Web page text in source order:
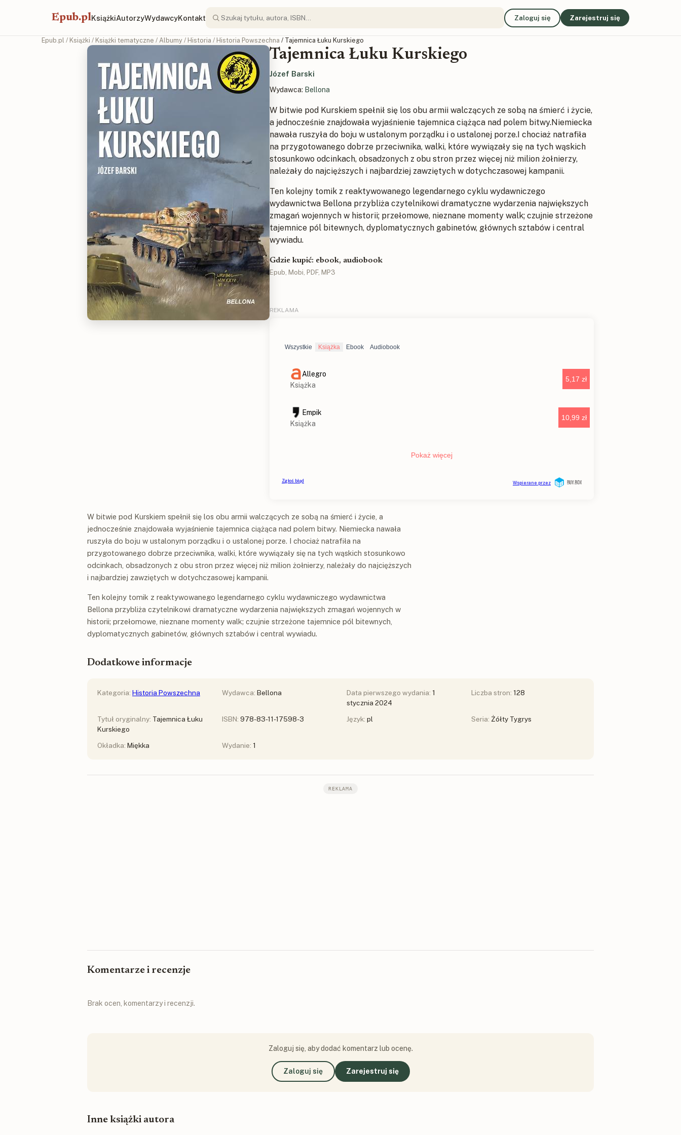
Epub.plKsiążkiAutorzyWydawcyKontakt Zaloguj się Zarejestruj się
Epub.pl / Książki / Książki tematyczne / Albumy / Historia / Historia Powszechna / Tajemnica Łuku Kurskiego
Tajemnica Łuku Kurskiego
Józef Barski
Wydawca: Bellona
W bitwie pod Kurskiem spełnił się los obu armii walczących ze sobą na śmierć i życie,
a jednocześnie znajdowała wyjaśnienie tajemnica ciążąca nad polem bitwy.Niemiecka
nawała ruszyła do boju w ustalonym porządku i o ustalonej porze.I chociaż natrafiła
na przygotowanego dobrze przeciwnika, walki, które wywiązały się na tych wąskich
stosunkowo odcinkach, obsadzonych z obu stron przez więcej niż milion żołnierzy,
należały do najcięższych i najbardziej zawziętych w dotychczasowej kampanii.
Ten kolejny tomik z reaktywowanego legendarnego cyklu wydawniczego
wydawnictwa Bellona przybliża czytelnikowi dramatyczne wydarzenia największych
zmagań wojennych w historii; przełomowe, nieznane momenty walk; czujnie strzeżone
tajemnice pól bitewnych, dyplomatycznych gabinetów, głównych sztabów i central
wywiadu.
Gdzie kupić: ebook, audiobook
Epub, Mobi, PDF, MP3
W bitwie pod Kurskiem spełnił się los obu armii walczących ze sobą na śmierć i życie, a
jednocześnie znajdowała wyjaśnienie tajemnica ciążąca nad polem bitwy. Niemiecka nawała
ruszyła do boju w ustalonym porządku i o ustalonej porze. I chociaż natrafiła na
przygotowanego dobrze przeciwnika, walki, które wywiązały się na tych wąskich stosunkowo
odcinkach, obsadzonych z obu stron przez więcej niż milion żołnierzy, należały do najcięższych
i najbardziej zawziętych w dotychczasowej kampanii.
Ten kolejny tomik z reaktywowanego legendarnego cyklu wydawniczego wydawnictwa
Bellona przybliża czytelnikowi dramatyczne wydarzenia największych zmagań wojennych w
historii; przełomowe, nieznane momenty walk; czujnie strzeżone tajemnice pól bitewnych,
dyplomatycznych gabinetów, głównych sztabów i central wywiadu.
Dodatkowe informacje
Kategoria: Historia Powszechna Wydawca: Bellona Data pierwszego wydania: 1
stycznia 2024
Liczba stron: 128
Tytuł oryginalny: Tajemnica Łuku
Kurskiego
ISBN: 978-83-11-17598-3 Język: pl Seria: Żółty Tygrys
Okładka: Miękka Wydanie: 1
REKLAMA
Komentarze i recenzje
Brak ocen, komentarzy i recenzji.
Zaloguj się, aby dodać komentarz lub ocenę.
Zaloguj się Zarejestruj się
Inne książki autora